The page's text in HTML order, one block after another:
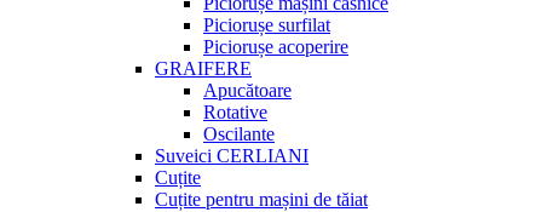
Piciorușe surfilat
Piciorușe acoperire
GRAIFERE
Apucătoare
Rotative
Oscilante
Suveici CERLIANI
Cuțite
Cuțite pentru mașini de tăiat